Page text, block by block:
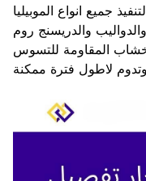
جميع انواع الموبيليا
والدريسنج روم
المقاومة للتسوس